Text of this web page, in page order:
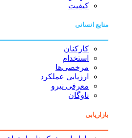
کیفیت
منابع انسانی
کارکنان
استخدام
مرخصی‌ها
ارزیابی عملکرد
معرفی نیرو
ناوگان
بازاریابی